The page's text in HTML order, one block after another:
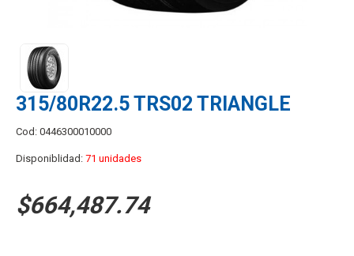
315/80R22.5 TRS02 TRIANGLE
Cod: 0446300010000
Disponiblidad: 71 unidades
$664,487.74